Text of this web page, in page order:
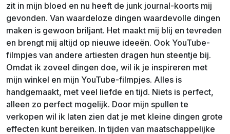
zit in mijn bloed en nu heeft de junk journal-koorts mij
gevonden. Van waardeloze dingen waardevolle dingen
maken is gewoon briljant. Het maakt mij blij en tevreden
en brengt mij altijd op nieuwe ideeën. Ook YouTube-
filmpjes van andere artiesten dragen hun steentje bij.
Omdat ik zoveel dingen doe, wil ik je inspireren met
mijn winkel en mijn YouTube-filmpjes. Alles is
handgemaakt, met veel liefde en tijd. Niets is perfect,
alleen zo perfect mogelijk. Door mijn spullen te
verkopen wil ik laten zien dat je met kleine dingen grote
effecten kunt bereiken. In tijden van maatschappelijke